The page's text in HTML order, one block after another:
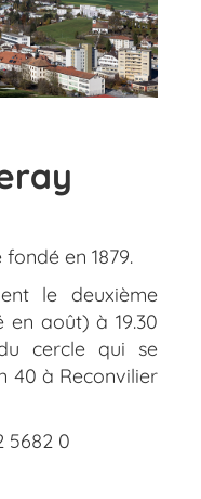
en 1879.
le deuxième
en août) à 19.30
cercle qui se
40 à Reconvilier
5682 0